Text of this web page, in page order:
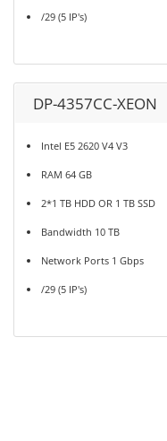
/29 (5 IP's)
DP-4357CC-XEON
Intel E5 2620 V4 V3
RAM 64 GB
2*1 TB HDD OR 1 TB SSD
Bandwidth 10 TB
Network Ports 1 Gbps
/29 (5 IP's)